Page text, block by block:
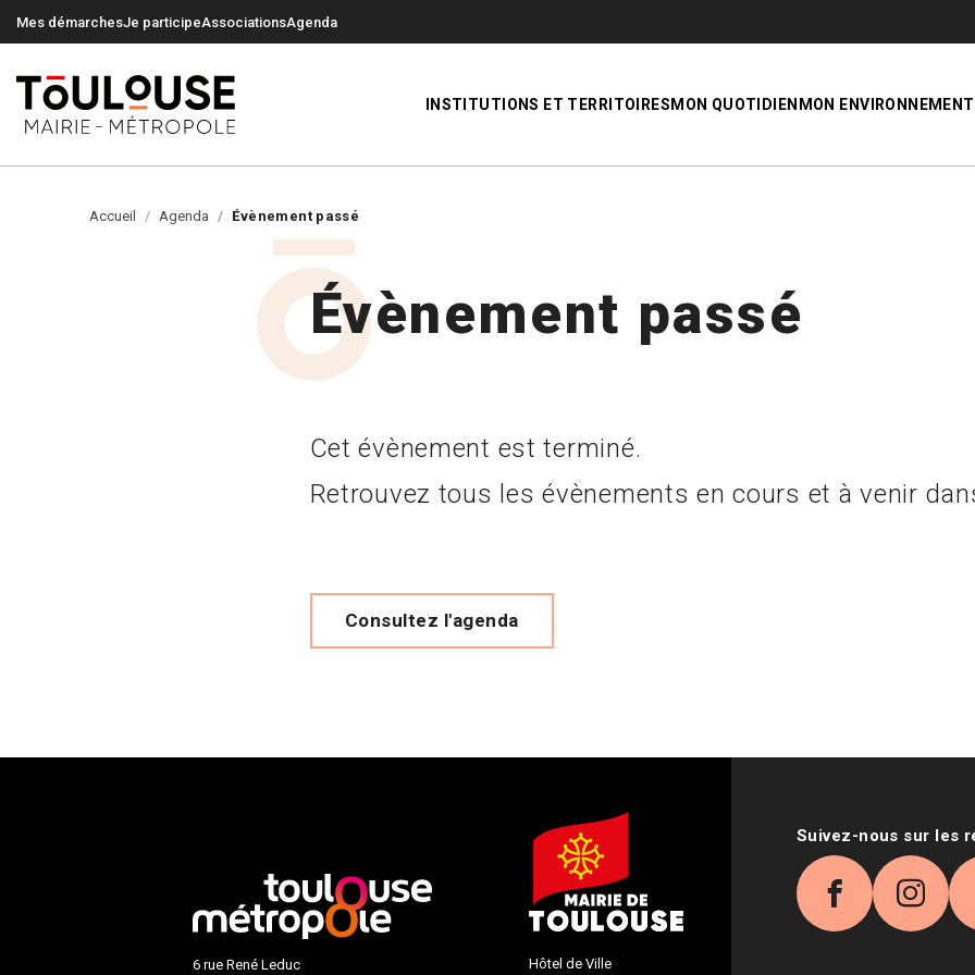
Mes démarchesJe participeAssociationsAgenda
INSTITUTIONS ET TERRITOIRES MON QUOTIDIEN MON ENVIRONNEMENT
Accueil Agenda Évènement passé
Évènement passé
Cet évènement est terminé.
Retrouvez tous les évènements en cours et à venir
Consultez l'agenda
6 rue René Leduc Hôtel de Ville
Suivez-nous sur les
Facebook